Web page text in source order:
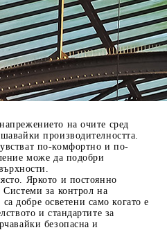
на очите сред
производителността.
по-комфортно и по-
може да подобри
Яркото и постоянно
за контрол на
добре осветени само когато е
и стандартите за
безопасна и